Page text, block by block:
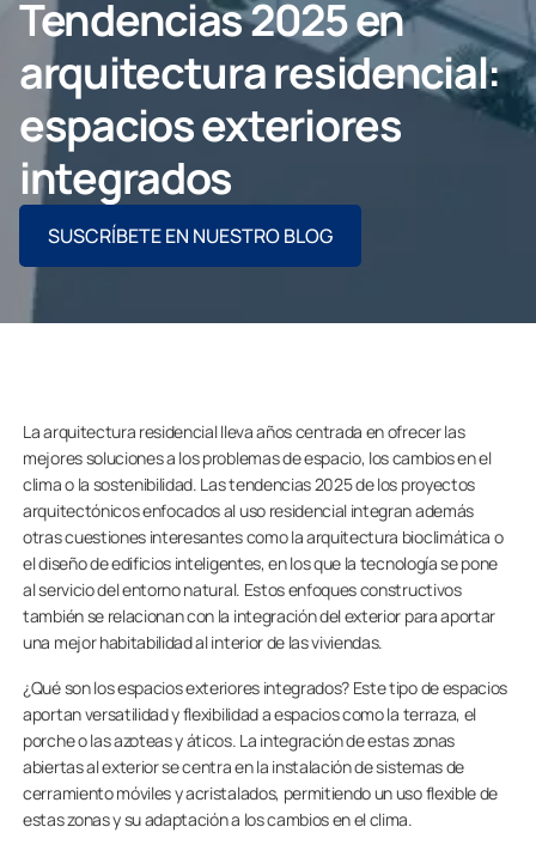
Particulares
Grupo Lumon
CONTACTO PROFESIONAL
Tendencias 2025 en
arquitectura residencial:
espacios exteriores
integrados
SUSCRÍBETE EN NUESTRO BLOG
La arquitectura residencial lleva años centrada en ofrecer las
mejores soluciones a los problemas de espacio, los cambios en el
clima o la sostenibilidad. Las tendencias 2025 de los proyectos
arquitectónicos enfocados al uso residencial integran además
otras cuestiones interesantes como la arquitectura bioclimática o
el diseño de edificios inteligentes, en los que la tecnología se pone
al servicio del entorno natural. Estos enfoques constructivos
también se relacionan con la integración del exterior para aportar
una mejor habitabilidad al interior de las viviendas.
¿Qué son los espacios exteriores integrados? Este tipo de espacios
aportan versatilidad y flexibilidad a espacios como la terraza, el
porche o las azoteas y áticos. La integración de estas zonas
abiertas al exterior se centra en la instalación de sistemas de
cerramiento móviles y acristalados, permitiendo un uso flexible de
estas zonas y su adaptación a los cambios en el clima.